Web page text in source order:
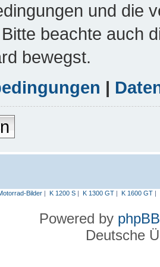
und die
beachte auch
bewegst.
|
Bilder| K 1200 S| K 1300 GT| K 1600 GT|
Powered by phpBB
Deutsche